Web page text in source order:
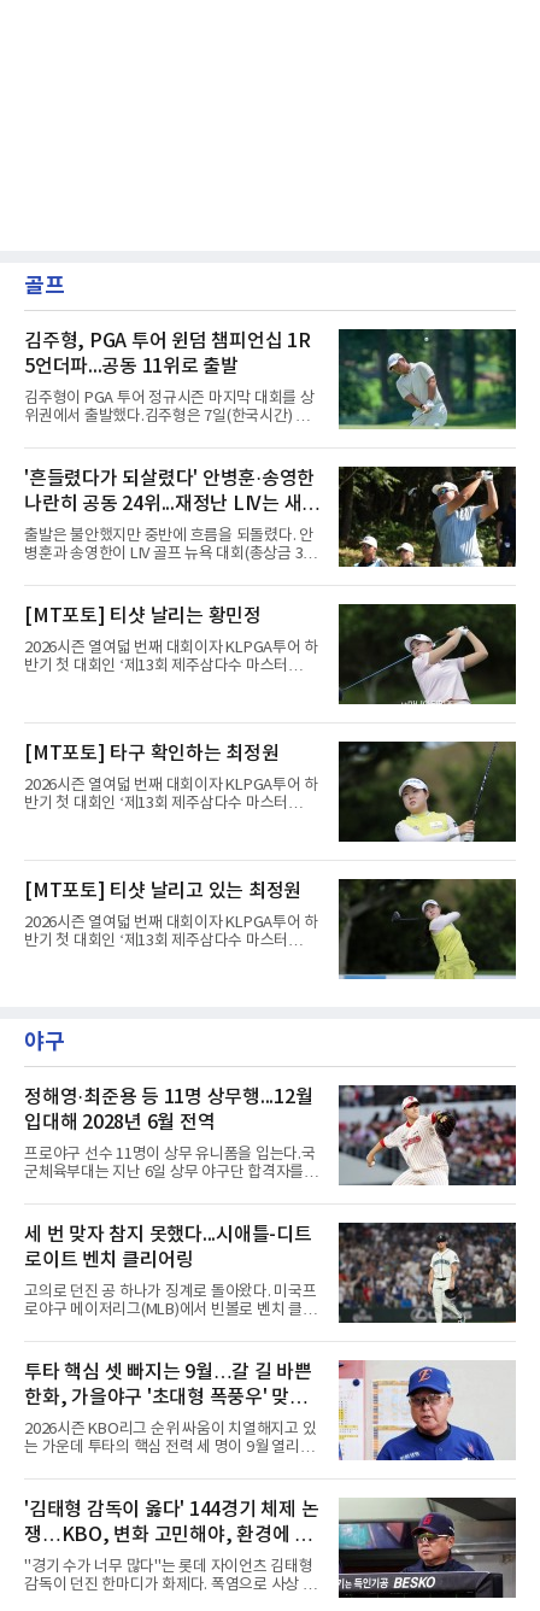
골프
김주형, PGA 투어 윈덤 챔피언십 1R
5언더파...공동 11위로 출발
김주형이 PGA 투어 정규시즌 마지막 대회를 상
위권에서 출발했다.김주형은 7일(한국시간) 미
리클럽(파70)에서 열린 윈덤 챔피언십(총상금
850만 달러) 1라운드에서 버디 7개와 보기 2개
로 5언더파 65타를 쳤다. 일몰로 12명이 라운드
를 마치지 못한 가운데 선두 보 호슬러(미국·9언
더파 61타)에 4타 뒤진 공동 11위다.의미는 페덱
스컵 랭킹에 있다. 지난달 스코틀랜드 오픈 우승
으로 34위까지 올라선 그는 플레이오프 진출선
도가 낮아 그린을 여섯 차례 놓쳤지만, 그린 적
'흔들렸다가 되살렸다' 안병훈·송영한
나란히 공동 24위...재정난 LIV는 새
투자처 찾는다
출발은 불안했지만 중반에 흐름을 되돌렸다. 안
병훈과 송영한이 LIV 골프 뉴욕 대회(총상금 3천
병훈은 7일(한국시간) 미국 뉴저지주 베드민스
터의 트럼프 내셔널 골프 클럽 베드민스터(파
71)에서 열린 1라운드에서 버디 3개와 보기 4개
를 묶어 1오버파 72타를 쳤다. 6번 홀(파4)에서
시작해 첫 홀부터 보기를 범하며 불안하게 출발
5) 더블보기에 이어 두 차례 보기로 하위권까지
[MT포토] 티샷 날리는 황민정
2026시즌 열여덟 번째 대회이자 KLPGA투어 하
반기 첫 대회인 ‘제13회 제주삼다수 마스터
트(파72/6,767야드)에서 열리고 있다.6일 현재
1라운드 경기가 펼쳐지고 있다.황민정이 16번
홀에서 경기하고 있다.
[MT포토] 타구 확인하는 최정원
2026시즌 열여덟 번째 대회이자 KLPGA투어 하
반기 첫 대회인 ‘제13회 제주삼다수 마스터
트(파72/6,767야드)에서 열리고 있다.6일 현재
1라운드 경기가 펼쳐지고 있다.최정원이 16번
홀에서 경기하고 있다.
[MT포토] 티샷 날리고 있는 최정원
2026시즌 열여덟 번째 대회이자 KLPGA투어 하
반기 첫 대회인 ‘제13회 제주삼다수 마스터
홀에서 경기하고 있다.
야구
정해영·최준용 등 11명 상무행...12월
입대해 2028년 6월 전역
프로야구 선수 11명이 상무 유니폼을 입는다.국
군체육부대는 지난 6일 상무 야구단 합격자를
10개 구단에 확인한 결과, KIA 타이거즈에서는
핵심 불펜 정해영과 우완 한재승, 내야수 윤도현
이 합격했다. 롯데 자이언츠는 오른손 불펜 최준
용과 이민석, 내야수 이호준 세 명이 이름을 올
렸고, 삼성 라이온즈에서도 좌완 이승현과 외야
수 함수호, 내야수 심재훈이 통보를 받았다.두산
베어스 투수 최지강과 키움 히어로즈 외야수 원
스, kt wiz에서는 합격자가 나오지 않았다.이들
은 올해 12월 입대해 2028
세 번 맞자 참지 못했다...시애틀-디트
로이트 벤치 클리어링
고의로 던진 공 하나가 징계로 돌아왔다. 미국프
로야구 메이저리그(MLB)에서 빈볼로 벤치 클리
이저리그 사무국은 7일(한국시간) 시애틀 매리
너스 불펜 투수 게이브 스파이어에게 3경기, 댄
윌슨 감독에게 1경기 출장 금지 처분을 내렸다.
두 사람에게는 공개되지 않은 벌금도 부과됐다.
발단은 전날 경기였다. 미국 워싱턴주 시애틀 T
모바일 파크에서 열린 디트로이트 타이거스전 8
회초, 2사 후 등판한 스파이어가 글라이버 토레
맞았던 디트로이트 선수들은 분을 참지 못하고
그라운드로 뛰쳐나왔다.심판
투타 핵심 셋 빠지는 9월…갈 길 바쁜
한화, 가을야구 '초대형 폭풍우' 맞는
다?
2026시즌 KBO리그 순위 싸움이 치열해지고 있
는 가운데 투타의 핵심 전력 세 명이 9월 열리는
화 이글스에 거센 폭풍우가 강타할 것으로 보인
다.이번 아시안게임 한국 야구대표팀에 타선의
중심인 거포 노시환과 문현빈이 승선한 데 이어,
대만 야구협회의 최종 엔트리 발표를 통해 아시
아 쿼터 최고의 히트작이자 선발진의 중추인 좌
완 에이스 왕옌청까지 차출이 확정되었다. 팀 공
격의 핵과 마운드의 핵심 자원들이 단 한꺼번에
'김태형 감독이 옳다' 144경기 체제 논
쟁…KBO, 변화 고민해야, 환경에 맞
는 경기 수가 바람직
"경기 수가 너무 많다"는 롯데 자이언츠 김태형
감독이 던진 한마디가 화제다. 폭염으로 사상 초